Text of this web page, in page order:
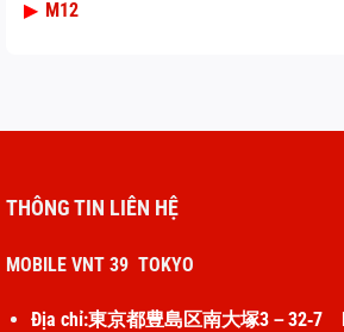
▶ M12
THÔNG TIN LIÊN HỆ
MOBILE VNT 39 TOKYO
Địa chỉ:東京都豊島区南大塚3－32‐7